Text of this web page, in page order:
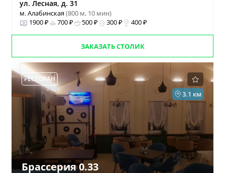
ул. Лесная, д. 31
м. Алабинская(800 м, 10 мин)
1900 ₽
700 ₽ 500 ₽ 300 ₽ 400 ₽
ЗАКАЗАТЬ СТОЛИК
РЕСТОРАН
3.1 км
Брассерия 0.33